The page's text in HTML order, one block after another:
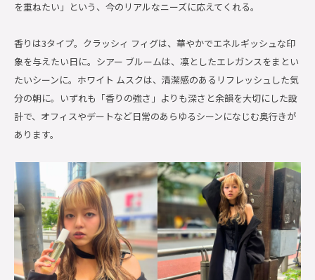
を重ねたい」という、今のリアルなニーズに応えてくれる。
香りは3タイプ。クラッシィ フィグは、華やかでエネルギッシュな印
象を与えたい日に。シアー ブルームは、凛としたエレガンスをまとい
たいシーンに。ホワイト ムスクは、清潔感のあるリフレッシュした気
分の朝に。いずれも「香りの強さ」よりも深さと余韻を大切にした設
計で、オフィスやデートなど日常のあらゆるシーンになじむ奥行きが
あります。